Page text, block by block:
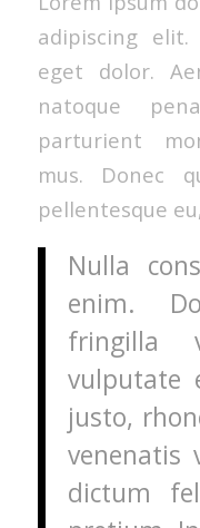
adipiscing elit.
eget dolor.
natoque
parturient
mus. Donec
pellentesque
Nulla
enim.
fringilla
vulputate
justo,
venenatis
dictum